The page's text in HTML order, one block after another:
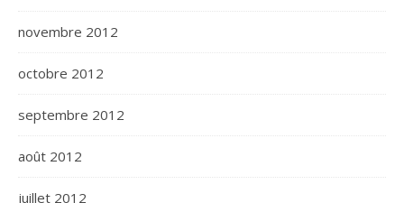
novembre 2012
octobre 2012
septembre 2012
août 2012
juillet 2012